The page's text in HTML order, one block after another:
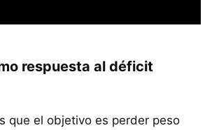
respuesta al déficit
que el objetivo es perder peso